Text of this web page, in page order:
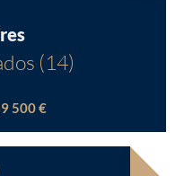
(14)
500 €